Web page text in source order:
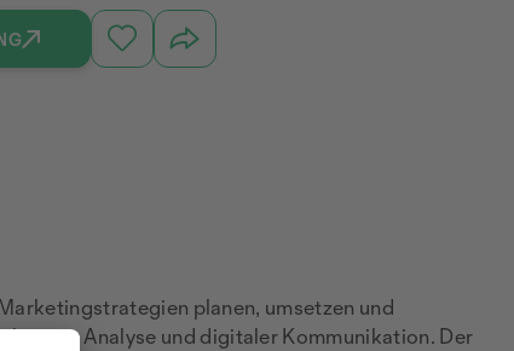
planen, umsetzen und
Analyse und digitaler Kommunikation. Der